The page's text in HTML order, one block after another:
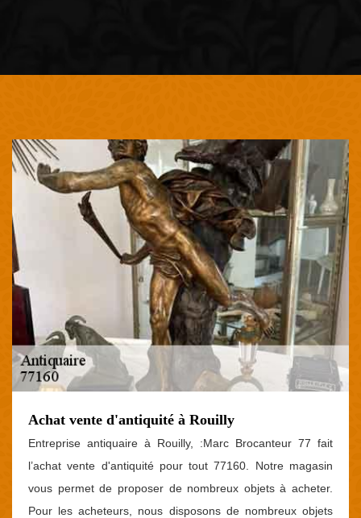
Achat vente d'antiquité à Rouilly
Entreprise antiquaire à Rouilly, :Marc Brocanteur 77 fait
l’achat vente d'antiquité pour tout 77160. Notre magasin
vous permet de proposer de nombreux objets à acheter.
Pour les acheteurs, nous disposons de nombreux objets